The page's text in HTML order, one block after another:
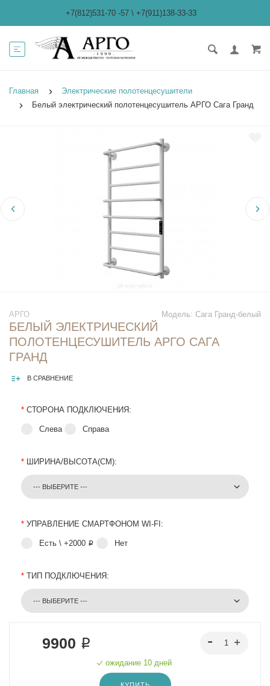
+7(812)531-70 -57 \ +7(911)138-33-33
Главная
Электрические полотенцесушители
Белый электрический полотенцесушитель АРГО Сага Гранд
Модель: Сага Гранд-белый
АРГО
БЕЛЫЙ ЭЛЕКТРИЧЕСКИЙ
ПОЛОТЕНЦЕСУШИТЕЛЬ АРГО САГА
ГРАНД
В СРАВНЕНИЕ
* СТОРОНА ПОДКЛЮЧЕНИЯ:
Слева Справа
* ШИРИНА/ВЫСОТА(СМ):
* УПРАВЛЕНИЕ СМАРТФОНОМ WI-FI:
Есть \ +2000 ₽ Нет
* ТИП ПОДКЛЮЧЕНИЯ:
9900 ₽
ожидание 10 дней